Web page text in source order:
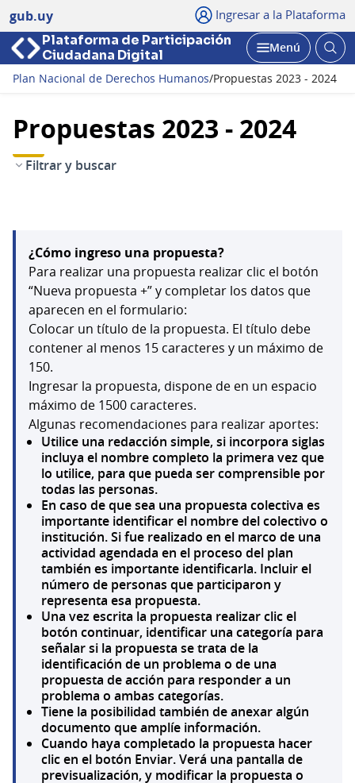
gub.uy Ingresar a la Plataforma
Plataforma de Participación
Ciudadana Digital
Abrir
Menú
Plan Nacional de Derechos Humanos/Propuestas 2023 - 2024
Propuestas 2023 - 2024
Filtrar y buscar
¿Cómo ingreso una propuesta?
Para realizar una propuesta realizar clic el botón
“Nueva propuesta +” y completar los datos que
aparecen en el formulario:
Colocar un título de la propuesta. El título debe
contener al menos 15 caracteres y un máximo de
150.
Ingresar la propuesta, dispone de en un espacio
máximo de 1500 caracteres.
Algunas recomendaciones para realizar aportes:
Utilice una redacción simple, si incorpora siglas
incluya el nombre completo la primera vez que
lo utilice, para que pueda ser comprensible por
todas las personas.
En caso de que sea una propuesta colectiva es
importante identificar el nombre del colectivo o
institución. Si fue realizado en el marco de una
actividad agendada en el proceso del plan
también es importante identificarla. Incluir el
número de personas que participaron y
representa esa propuesta.
Una vez escrita la propuesta realizar clic el
botón continuar, identificar una categoría para
señalar si la propuesta se trata de la
identificación de un problema o de una
propuesta de acción para responder a un
problema o ambas categorías.
Tiene la posibilidad también de anexar algún
documento que amplíe información.
Cuando haya completado la propuesta hacer
clic en el botón Enviar. Verá una pantalla de
previsualización, y modificar la propuesta o